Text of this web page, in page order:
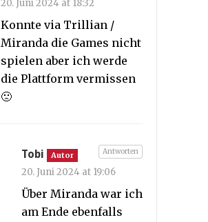
20. Juni 2024 at 18:32
Konnte via Trillian /
Miranda die Games nicht
spielen aber ich werde
die Plattform vermissen
🙁
Tobi Autor
20. Juni 2024 at 19:06
Über Miranda war ich
am Ende ebenfalls
Antworten